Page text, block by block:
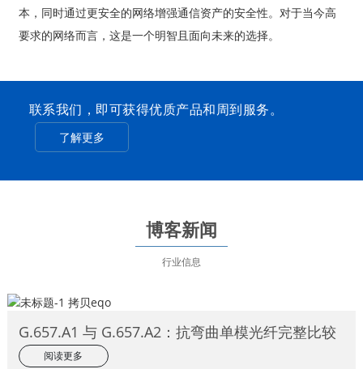
本，同时通过更安全的网络增强通信资产的安全性。对于当今高
要求的网络而言，这是一个明智且面向未来的选择。
联系我们，即可获得优质产品和周到服务。
了解更多
博客新闻
行业信息
G.657.A1 与 G.657.A2：抗弯曲单模光纤完整比较
阅读更多